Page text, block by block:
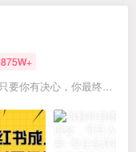
875W+
不管你有多慢，都不要紧，只要你有决心，你最终都会到达想去的地方